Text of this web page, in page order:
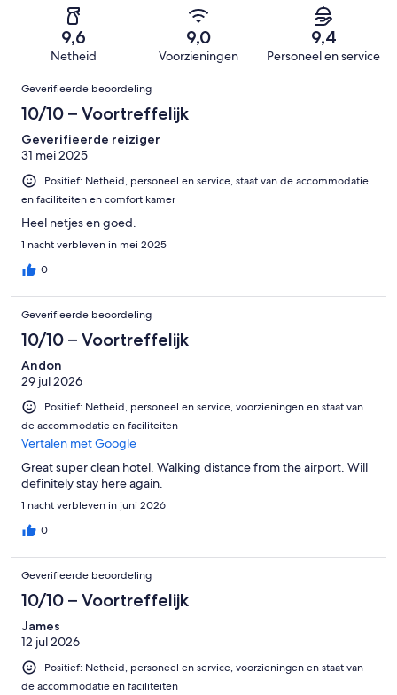
beoordelingen
beoordelingen
Ontzettend
van
beoordelingen
9,6
Netheid
9,0
Voorzieningen
9,4
Personeel en service
Beoordelingen
Geverifieerde beoordeling
10/10 – Voortreffelijk
Geverifieerde reiziger
31 mei 2025
Positief: Netheid, personeel en service, staat van de accommodatie
en faciliteiten en comfort kamer
Heel netjes en goed.
1 nacht verbleven in mei 2025
0
Geverifieerde beoordeling
10/10 – Voortreffelijk
Andon
29 jul 2026
Positief: Netheid, personeel en service, voorzieningen en staat van
de accommodatie en faciliteiten
Vertalen met Google
Great super clean hotel. Walking distance from the airport. Will
definitely stay here again.
1 nacht verbleven in juni 2026
0
Geverifieerde beoordeling
10/10 – Voortreffelijk
James
12 jul 2026
Positief: Netheid, personeel en service, voorzieningen en staat van
de accommodatie en faciliteiten